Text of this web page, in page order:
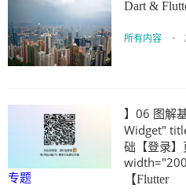
Dart &
所有内容 •
专题
】06 图解
Widget"
础【登录
【Flutter